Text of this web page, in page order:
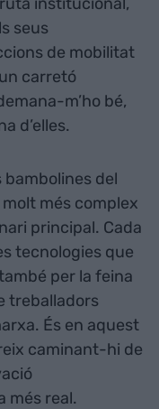
seus
de mobilitat
carretó
m’ho bé,
d’elles.
del
més complex
principal. Cada
tecnologies que
per la feina
treballadors
És en aquest
caminant-hi de
més real.